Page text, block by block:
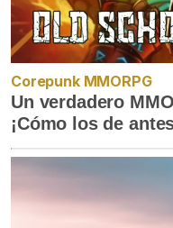
Corepunk MMORPG
Un verdadero
¡Cómo los de